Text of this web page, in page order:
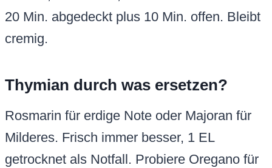
20 Min. abgedeckt plus 10 Min. offen. Bleibt
cremig.
Thymian durch was ersetzen?
Rosmarin für erdige Note oder Majoran für
Milderes. Frisch immer besser, 1 EL
getrocknet als Notfall. Probiere Oregano für